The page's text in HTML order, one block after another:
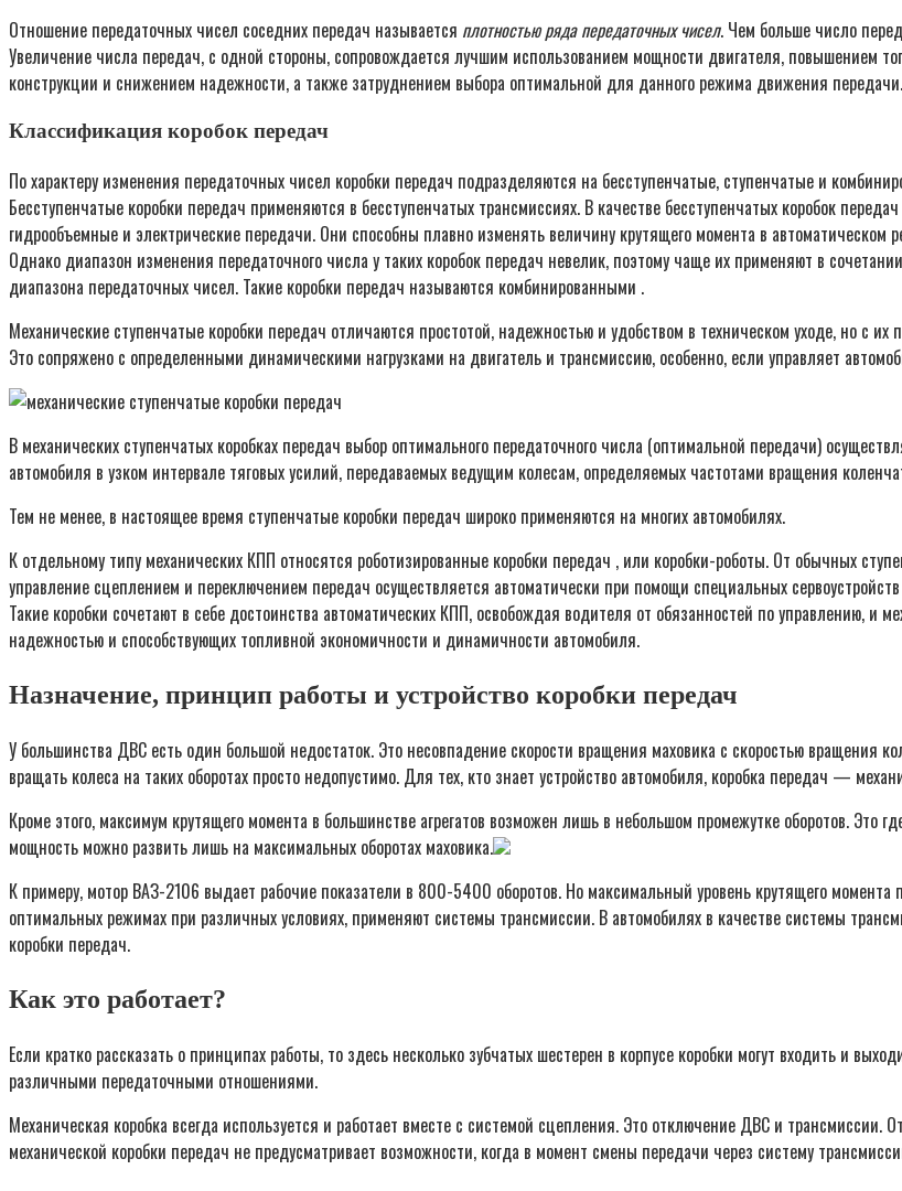
Отношение передаточных чисел соседних передач называется плотностью ряда передаточных чисел. Чем больше число
Увеличение числа передач, с одной стороны, сопровождается лучшим использованием мощности двигателя, повышением
конструкции и снижением надежности, а также затруднением выбора оптимальной для данного режима движения передачи.
Классификация коробок передач
По характеру изменения передаточных чисел коробки передач подразделяются на бесступенчатые, ступенчатые и
Бесступенчатые коробки передач применяются в бесступенчатых трансмиссиях. В качестве бесступенчатых коробок
гидрообъемные и электрические передачи. Они способны плавно изменять величину крутящего момента в автоматическом
Однако диапазон изменения передаточного числа у таких коробок передач невелик, поэтому чаще их применяют в
диапазона передаточных чисел. Такие коробки передач называются комбинированными .
Механические ступенчатые коробки передач отличаются простотой, надежностью и удобством в техническом уходе, но с
Это сопряжено с определенными динамическими нагрузками на двигатель и трансмиссию, особенно, если управляет
В механических ступенчатых коробках передач выбор оптимального передаточного числа (оптимальной передачи)
автомобиля в узком интервале тяговых усилий, передаваемых ведущим колесам, определяемых частотами вращения
Тем не менее, в настоящее время ступенчатые коробки передач широко применяются на многих автомобилях.
К отдельному типу механических КПП относятся роботизированные коробки передач , или коробки-роботы. От обычных
управление сцеплением и переключением передач осуществляется автоматически при помощи специальных
Такие коробки сочетают в себе достоинства автоматических КПП, освобождая водителя от обязанностей по управлению, и
надежностью и способствующих топливной экономичности и динамичности автомобиля.
Назначение, принцип работы и устройство коробки передач
У большинства ДВС есть один большой недостаток. Это несовпадение скорости вращения маховика с скоростью вращения
вращать колеса на таких оборотах просто недопустимо. Для тех, кто знает устройство автомобиля, коробка передач —
Кроме этого, максимум крутящего момента в большинстве агрегатов возможен лишь в небольшом промежутке оборотов. Это
мощность можно развить лишь на максимальных оборотах маховика.
К примеру, мотор ВАЗ-2106 выдает рабочие показатели в 800-5400 оборотов. Но максимальный уровень крутящего момента
оптимальных режимах при различных условиях, применяют системы трансмиссии. В автомобилях в качестве системы
коробки передач.
Как это работает?
Если кратко рассказать о принципах работы, то здесь несколько зубчатых шестерен в корпусе коробки могут входить и
различными передаточными отношениями.
Механическая коробка всегда используется и работает вместе с системой сцепления. Это отключение ДВС и
механической коробки передач не предусматривает возможности, когда в момент смены передачи через систему